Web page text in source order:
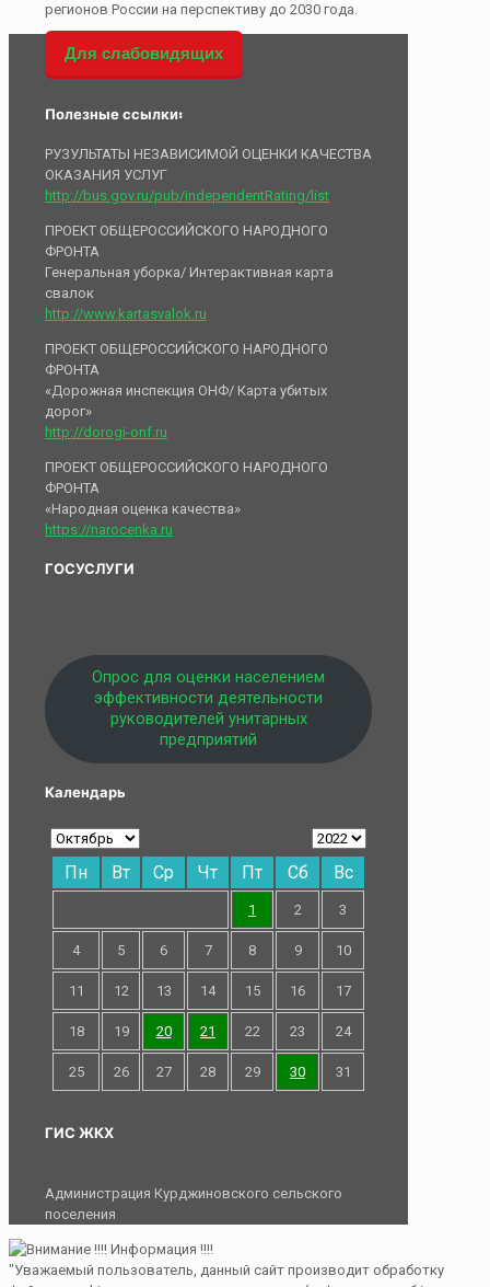
регионов России на перспективу до 2030 года.
Для слабовидящих
Полезные ссылки:
РУЗУЛЬТАТЫ НЕЗАВИСИМОЙ ОЦЕНКИ КАЧЕСТВА
ОКАЗАНИЯ УСЛУГ
http://bus.gov.ru/pub/independentRating/list
ПРОЕКТ ОБЩЕРОССИЙСКОГО НАРОДНОГО
ФРОНТА
Генеральная уборка/ Интерактивная карта
свалок
http://www.kartasvalok.ru
ПРОЕКТ ОБЩЕРОССИЙСКОГО НАРОДНОГО
ФРОНТА
«Дорожная инспекция ОНФ/ Карта убитых
дорог»
http://dorogi-onf.ru
ПРОЕКТ ОБЩЕРОССИЙСКОГО НАРОДНОГО
ФРОНТА
«Народная оценка качества»
https://narocenka.ru
ГОСУСЛУГИ
Опрос для оценки населением
эффективности деятельности
руководителей унитарных
предприятий
Календарь
Пн Вт Ср Чт Пт Сб Вс
1 2 3
4 5 6 7 8 9 10
11 12 13 14 15 16 17
18 19 20 21 22 23 24
25 26 27 28 29 30 31
ГИС ЖКХ
Администрация Курджиновского сельского
поселения
"Уважаемый пользователь, данный сайт производит обработку